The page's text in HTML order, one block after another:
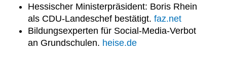
Hessischer Ministerpräsident: Boris Rhein
als CDU-Landeschef bestätigt. faz.net
Bildungsexperten für Social-Media-Verbot
an Grundschulen. heise.de